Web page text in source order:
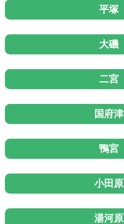
平塚
大磯
二宮
国府津
鴨宮
小田原
湯河原